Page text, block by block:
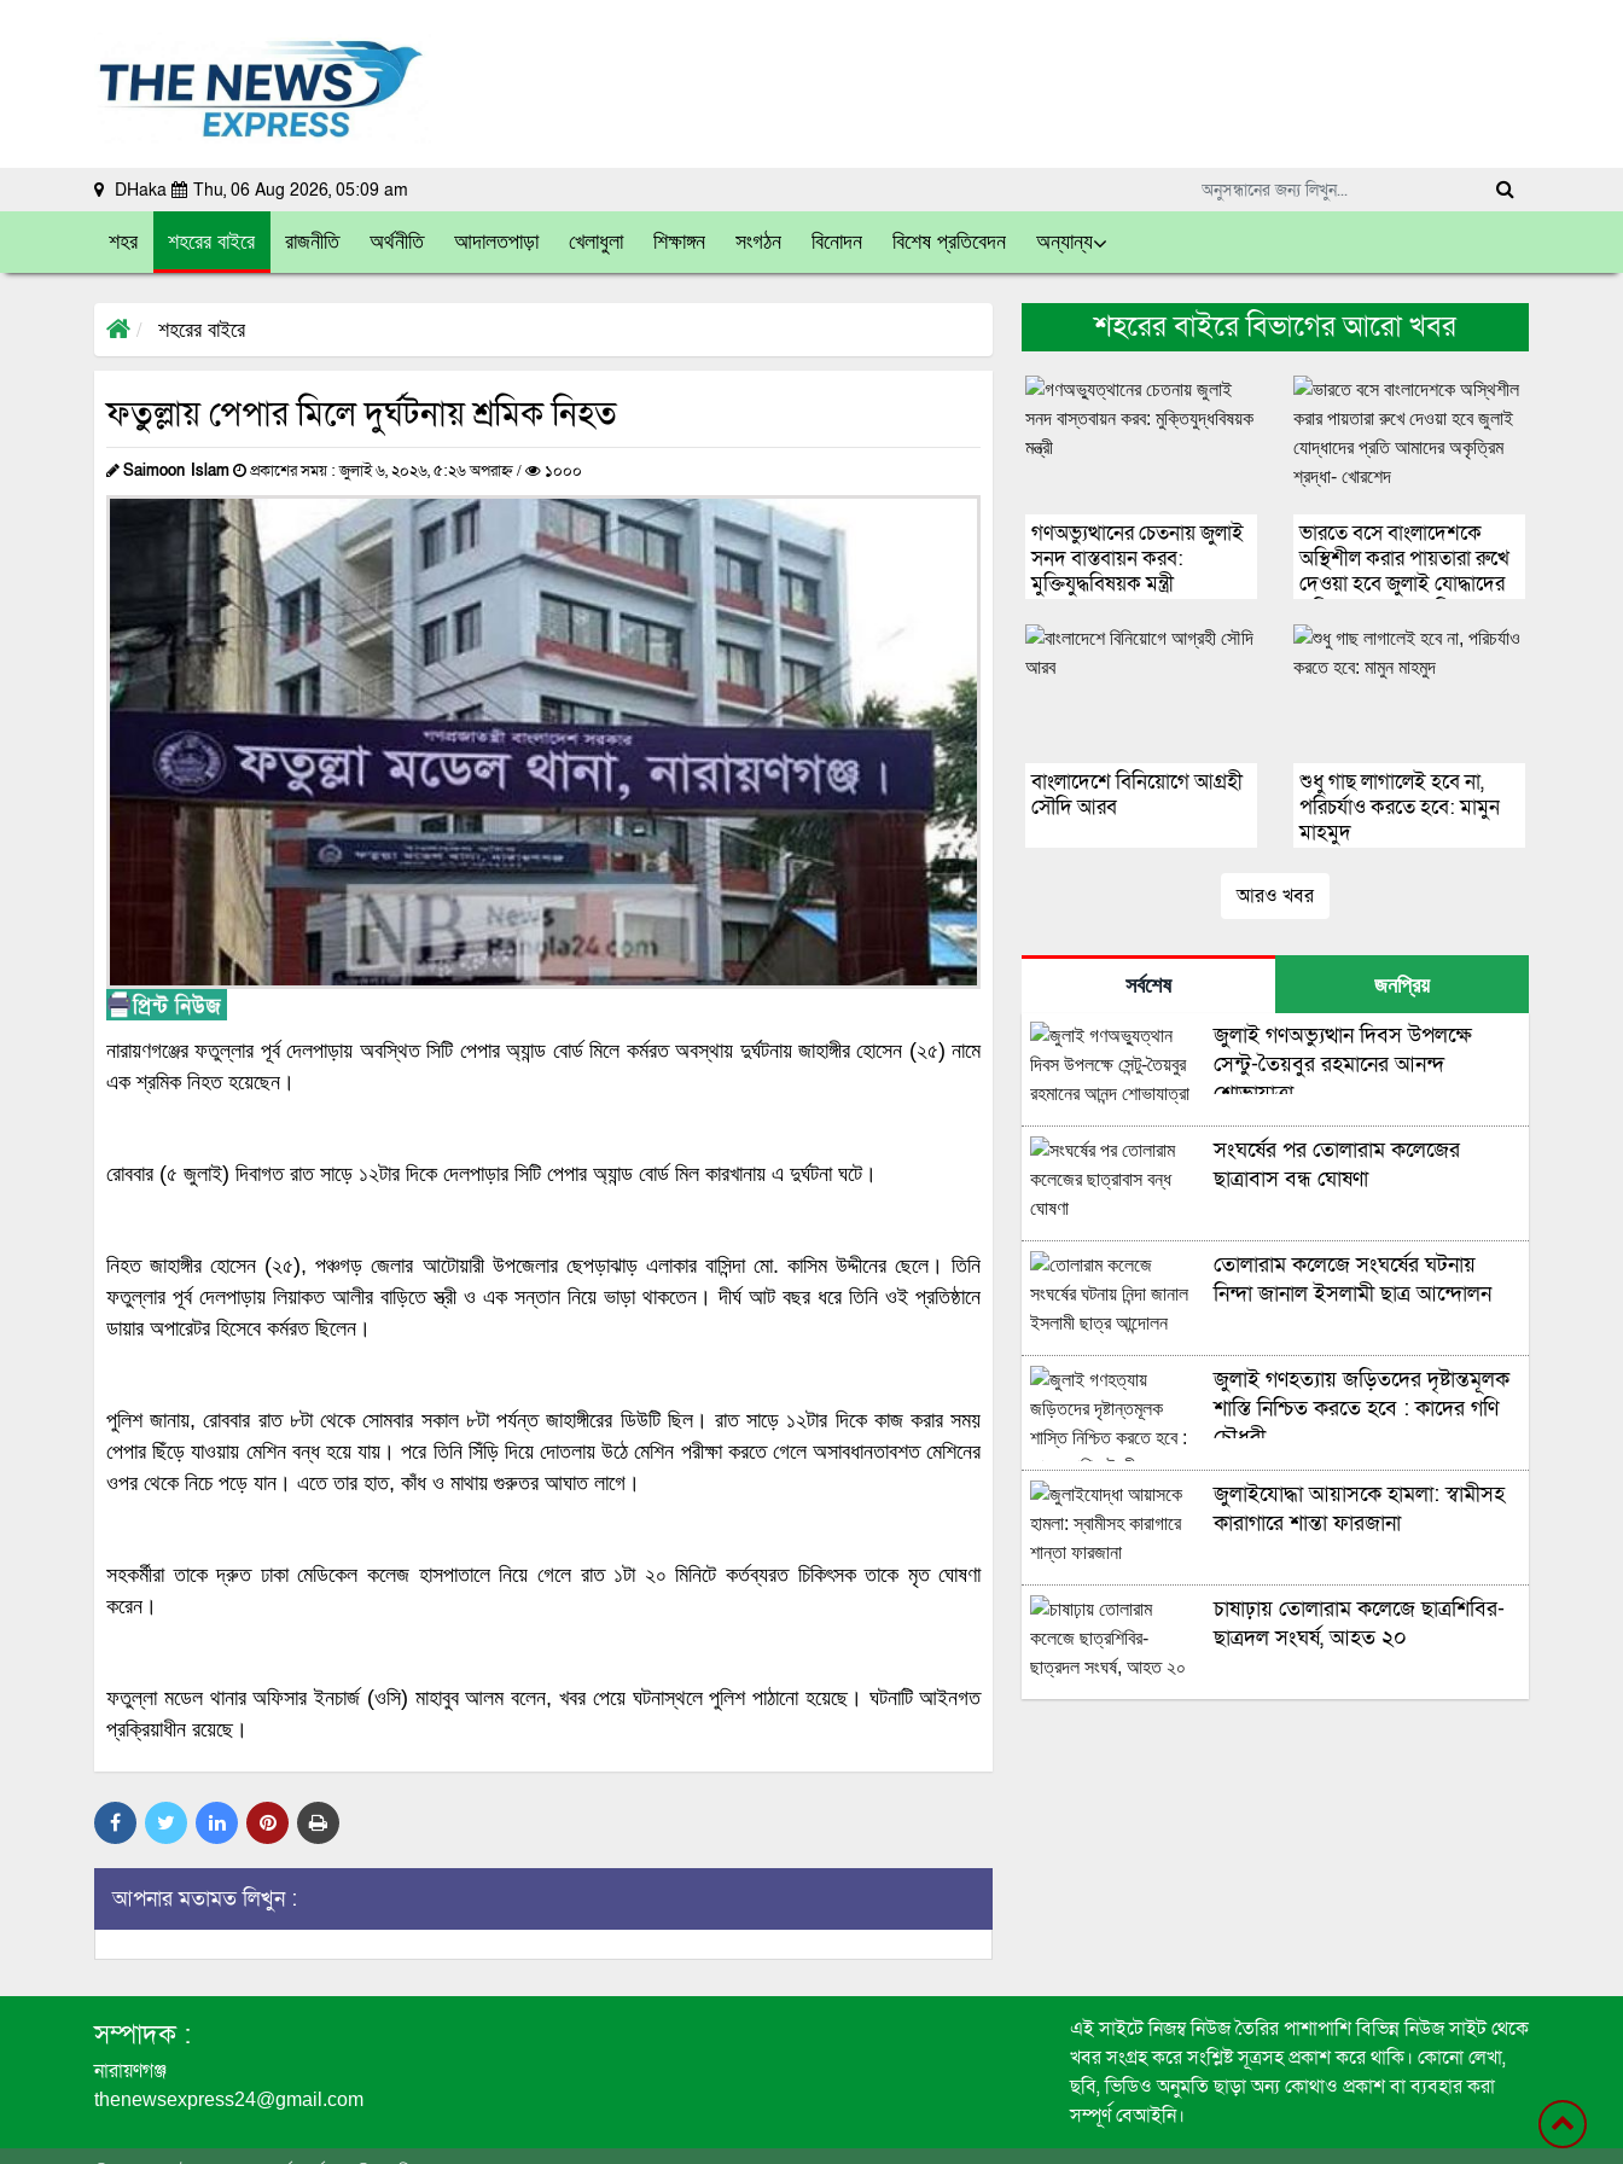
DHaka Thu, 06 Aug 2026, 05:09 am
শহর শহরের বাইরে রাজনীতি অর্থনীতি আদালতপাড়া খেলাধুলা শিক্ষাঙ্গন সংগঠন বিনোদন বিশেষ প্রতিবেদন অন্যান্য
শহরের বাইরে
ফতুল্লায় পেপার মিলে দুর্ঘটনায় শ্রমিক নিহত
Saimoon Islam প্রকাশের সময় : জুলাই ৬, ২০২৬, ৫:২৬ অপরাহ্ন / ১০০০
নারায়ণগঞ্জের ফতুল্লার পূর্ব দেলপাড়ায় অবস্থিত সিটি পেপার অ্যান্ড বোর্ড মিলে কর্মরত অবস্থায় দুর্ঘটনায় জাহাঙ্গীর হোসেন (২৫) নামে
এক শ্রমিক নিহত হয়েছেন।
রোববার (৫ জুলাই) দিবাগত রাত সাড়ে ১২টার দিকে দেলপাড়ার সিটি পেপার অ্যান্ড বোর্ড মিল কারখানায় এ দুর্ঘটনা ঘটে।
নিহত জাহাঙ্গীর হোসেন (২৫), পঞ্চগড় জেলার আটোয়ারী উপজেলার ছেপড়াঝাড় এলাকার বাসিন্দা মো. কাসিম উদ্দীনের ছেলে। তিনি
ফতুল্লার পূর্ব দেলপাড়ায় লিয়াকত আলীর বাড়িতে স্ত্রী ও এক সন্তান নিয়ে ভাড়া থাকতেন। দীর্ঘ আট বছর ধরে তিনি ওই প্রতিষ্ঠানে
ডায়ার অপারেটর হিসেবে কর্মরত ছিলেন।
পুলিশ জানায়, রোববার রাত ৮টা থেকে সোমবার সকাল ৮টা পর্যন্ত জাহাঙ্গীরের ডিউটি ছিল। রাত সাড়ে ১২টার দিকে কাজ করার সময়
পেপার ছিঁড়ে যাওয়ায় মেশিন বন্ধ হয়ে যায়। পরে তিনি সিঁড়ি দিয়ে দোতলায় উঠে মেশিন পরীক্ষা করতে গেলে অসাবধানতাবশত মেশিনের
ওপর থেকে নিচে পড়ে যান। এতে তার হাত, কাঁধ ও মাথায় গুরুতর আঘাত লাগে।
সহকর্মীরা তাকে দ্রুত ঢাকা মেডিকেল কলেজ হাসপাতালে নিয়ে গেলে রাত ১টা ২০ মিনিটে কর্তব্যরত চিকিৎসক তাকে মৃত ঘোষণা
করেন।
ফতুল্লা মডেল থানার অফিসার ইনচার্জ (ওসি) মাহাবুব আলম বলেন, খবর পেয়ে ঘটনাস্থলে পুলিশ পাঠানো হয়েছে। ঘটনাটি আইনগত
প্রক্রিয়াধীন রয়েছে।
আপনার মতামত লিখুন :
শহরের বাইরে বিভাগের আরো খবর
গণঅভ্যুত্থানের চেতনায় জুলাই
সনদ বাস্তবায়ন করব:
মুক্তিযুদ্ধবিষয়ক মন্ত্রী
ভারতে বসে বাংলাদেশকে
অস্থিশীল করার পায়তারা রুখে
দেওয়া হবে জুলাই যোদ্ধাদের
খোরশেদ
বাংলাদেশে বিনিয়োগে আগ্রহী
সৌদি আরব
শুধু গাছ লাগালেই হবে না,
পরিচর্যাও করতে হবে: মামুন
মাহমুদ
আরও খবর
সর্বশেষ জনপ্রিয়
জুলাই গণঅভ্যুত্থান দিবস উপলক্ষে
সেন্টু-তৈয়বুর রহমানের আনন্দ
শোভাযাত্রা
সংঘর্ষের পর তোলারাম কলেজের
ছাত্রাবাস বন্ধ ঘোষণা
তোলারাম কলেজে সংঘর্ষের ঘটনায়
নিন্দা জানাল ইসলামী ছাত্র আন্দোলন
জুলাই গণহত্যায় জড়িতদের দৃষ্টান্তমূলক
শাস্তি নিশ্চিত করতে হবে : কাদের গণি
চৌধুরী
জুলাইযোদ্ধা আয়াসকে হামলা: স্বামীসহ
কারাগারে শান্তা ফারজানা
চাষাঢ়ায় তোলারাম কলেজে ছাত্রশিবির-
ছাত্রদল সংঘর্ষ, আহত ২০
কলেজ রোডে ছাত্রদল-শিবিরের দফায়
দফায় সংঘর্ষে আহত ৫
সম্পাদক :
নারায়ণগঞ্জ
thenewsexpress24@gmail.com
এই সাইটে নিজম্ব নিউজ তৈরির পাশাপাশি বিভিন্ন নিউজ সাইট থেকে
খবর সংগ্রহ করে সংশ্লিষ্ট সূত্রসহ প্রকাশ করে থাকি। কোনো লেখা,
ছবি, ভিডিও অনুমতি ছাড়া অন্য কোথাও প্রকাশ বা ব্যবহার করা
সম্পূর্ণ বেআইনি।